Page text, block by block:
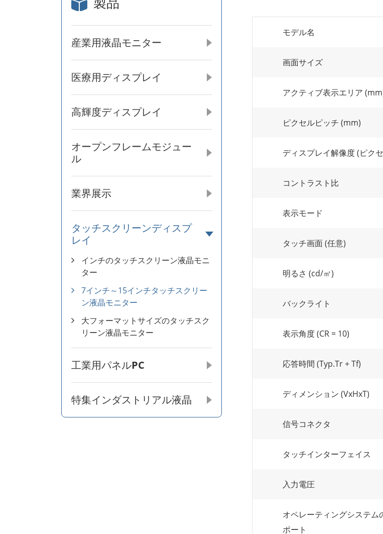
産業用液晶モニター
医療用ディスプレイ
高輝度ディスプレイ
オープンフレームモジュー
ル
業界展示
タッチスクリーンディスプ
レイ
インチのタッチスクリーン液晶モニ
ター
7インチ～15インチタッチスクリー
ン液晶モニター
大フォーマットサイズのタッチスク
リーン液晶モニター
工業用パネルPC
特集インダストリアル液晶
モデル名
画面サイズ
アクティブ表示エリア
ピクセルピッチ (mm)
ディスプレイ解像度 (ピク
コントラスト比
表示モード
タッチ画面 (任意)
明るさ (cd/㎡)
バックライト
表示角度 (CR = 10)
応答時間 (Typ.Tr + Tf)
ディメンション (VxHxT)
信号コネクタ
タッチインターフェイス
入力電圧
オペレーティングシステム
ポート